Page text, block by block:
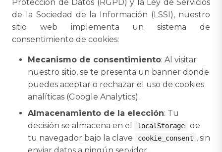
Protección de Datos (RGPD) y la Ley de Servicios
de la Sociedad de la Información (LSSI), nuestro
sitio web implementa un sistema de
consentimiento de cookies:
Mecanismo de consentimiento: Al visitar
nuestro sitio, se te presenta un banner donde
puedes aceptar o rechazar el uso de cookies
analíticas (Google Analytics).
Almacenamiento de la elección: Tu
decisión se almacena en el
localStorage
de
tu navegador bajo la clave
cookie_consent , sin